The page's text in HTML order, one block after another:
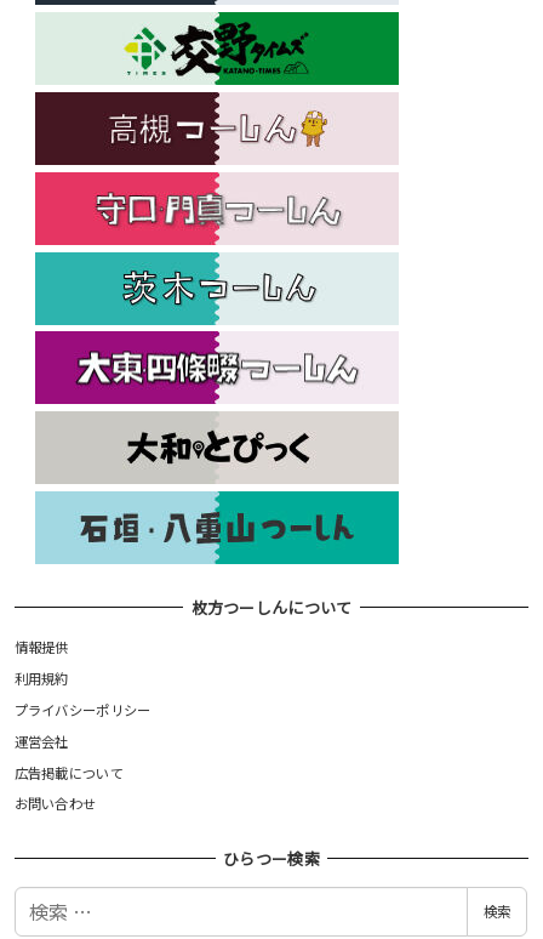
枚方つーしんについて
情報提供
利用規約
プライバシーポリシー
運営会社
広告掲載について
お問い合わせ
ひらつー検索
検
検索